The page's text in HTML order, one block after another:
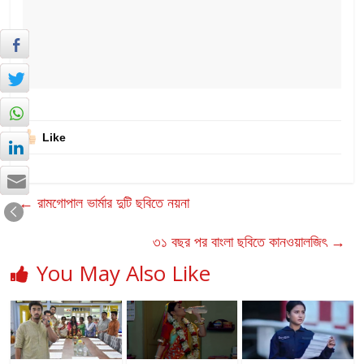
Like
← রামগোপাল ভার্মার দুটি ছবিতে নয়না
৩১ বছর পর বাংলা ছবিতে কানওয়ালজিৎ →
You May Also Like